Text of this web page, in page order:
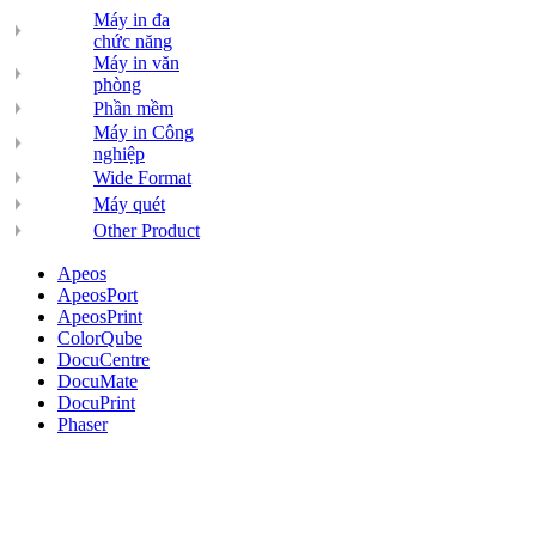
Máy in đa
chức năng
Máy in văn
phòng
Phần mềm
Máy in Công
nghiệp
Wide Format
Máy quét
Other Product
Apeos
ApeosPort
ApeosPrint
ColorQube
DocuCentre
DocuMate
DocuPrint
Phaser